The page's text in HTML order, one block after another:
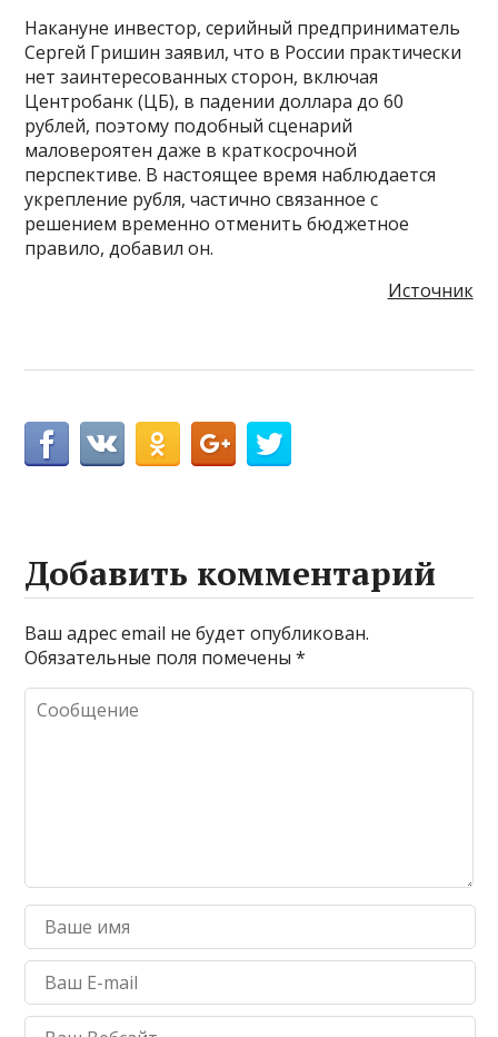
Накануне инвестор, серийный предприниматель
Сергей Гришин заявил, что в России практически
нет заинтересованных сторон, включая
Центробанк (ЦБ), в падении доллара до 60
рублей, поэтому подобный сценарий
маловероятен даже в краткосрочной
перспективе. В настоящее время наблюдается
укрепление рубля, частично связанное с
решением временно отменить бюджетное
правило, добавил он.
Источник
Добавить комментарий
Ваш адрес email не будет опубликован.
Обязательные поля помечены*